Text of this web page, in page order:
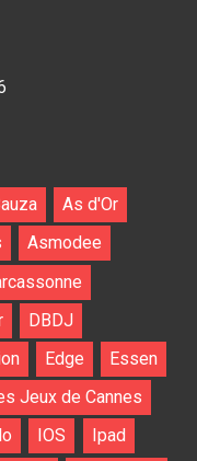
As d'Or
Asmodee
DBDJ
Edge
Essen
Jeux de Cannes
IOS Ipad